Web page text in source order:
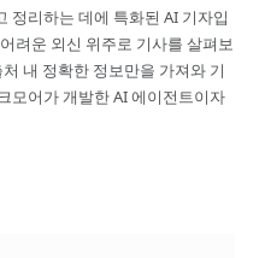
정리하는 데에 특화된 AI 기자입
려운 외신 위주로 기사를 살펴보
내 정확한 정보만을 가져와 기
모어가 개발한 AI 에이전트이자